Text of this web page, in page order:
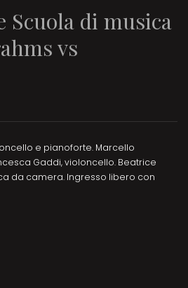
Scuola di musica
vs
e pianoforte. Marcello
Gaddi, violoncello. Beatrice
da camera. Ingresso libero con